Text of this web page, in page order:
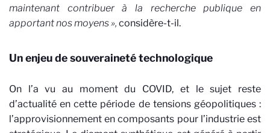
maintenant contribuer à la recherche publique en
apportant nos moyens », considère-t-il.
Un enjeu de souveraineté technologique
On l’a vu au moment du COVID, et le sujet reste
d’actualité en cette période de tensions géopolitiques :
l’approvisionnement en composants pour l’industrie est